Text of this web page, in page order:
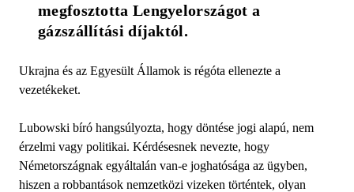
megfosztotta Lengyelországot a
gázszállítási díjaktól.
Ukrajna és az Egyesült Államok is régóta ellenezte a
vezetékeket.
Lubowski bíró hangsúlyozta, hogy döntése jogi alapú, nem
érzelmi vagy politikai. Kérdésesnek nevezte, hogy
Németországnak egyáltalán van-e joghatósága az ügyben,
hiszen a robbantások nemzetközi vizeken történtek, olyan